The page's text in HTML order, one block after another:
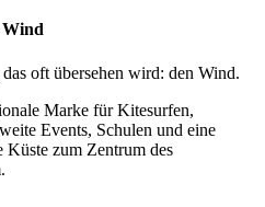
oft übersehen wird: den Wind.
Marke für Kitesurfen,
Events, Schulen und eine
Küste zum Zentrum des